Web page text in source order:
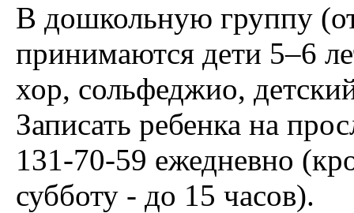
В дошкольную группу
принимаются дети 5–6
хор, сольфеджио,
Записать ребенка на
131-70-59 ежедневно
субботу - до 15 часов).